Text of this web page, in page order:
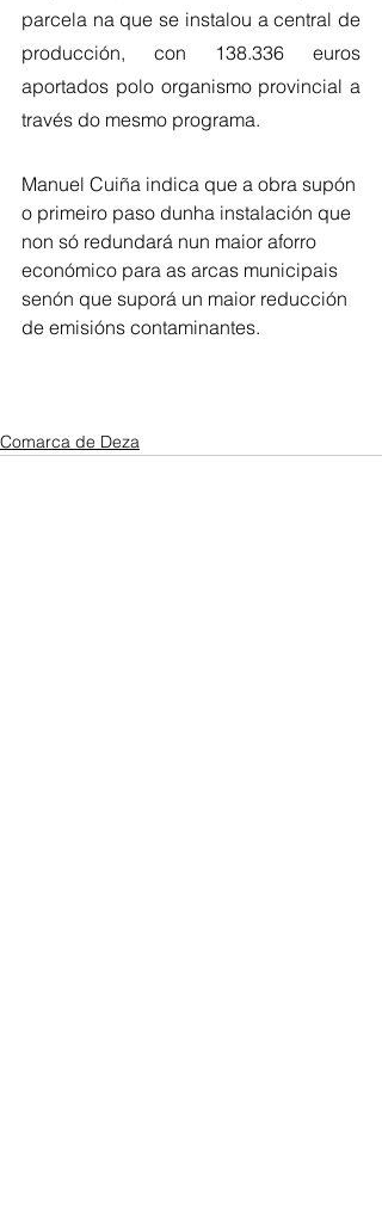
parcela na que se instalou a central de
producción, con 138.336 euros
aportados polo organismo provincial a
través do mesmo programa.
Manuel Cuiña indica que a obra supón
o primeiro paso dunha instalación que
non só redundará nun maior aforro
económico para as arcas municipais
senón que suporá un maior reducción
de emisións contaminantes.
Comarca de Deza